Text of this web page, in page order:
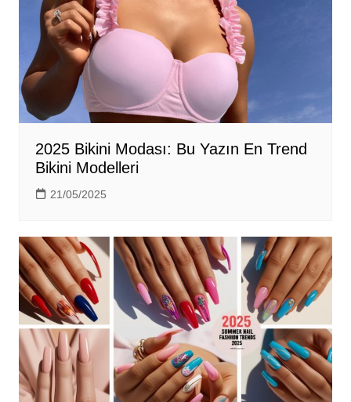
2025 Bikini Modası: Bu Yazın En Trend
Bikini Modelleri
21/05/2025